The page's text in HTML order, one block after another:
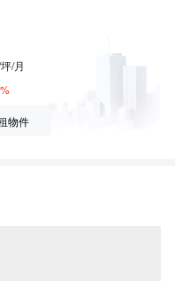
/月
物件